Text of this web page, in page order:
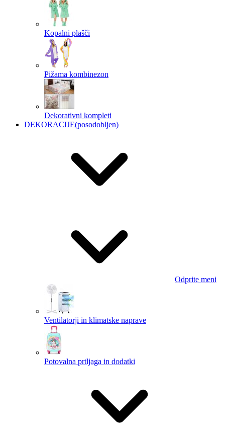
Kopalni plašči
Pižama kombinezon
Dekorativni kompleti
DEKORACIJE(posodobljen)
Odprite meni
Ventilatorji in klimatske naprave
Potovalna prtljaga in dodatki